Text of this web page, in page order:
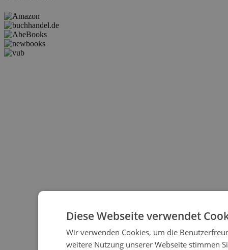
Diese Webseite verwendet
Wir verwenden Cookies, um die
weitere Nutzung unserer Webseite stimmen